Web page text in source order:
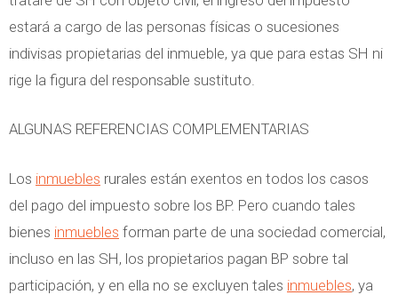
estará a cargo de las personas físicas o sucesiones
indivisas propietarias del inmueble, ya que para estas SH ni
rige la figura del responsable sustituto.
ALGUNAS REFERENCIAS COMPLEMENTARIAS
Los inmuebles rurales están exentos en todos los casos
del pago del impuesto sobre los BP. Pero cuando tales
bienes inmuebles forman parte de una sociedad comercial,
incluso en las SH, los propietarios pagan BP sobre tal
participación, y en ella no se excluyen tales inmuebles, ya